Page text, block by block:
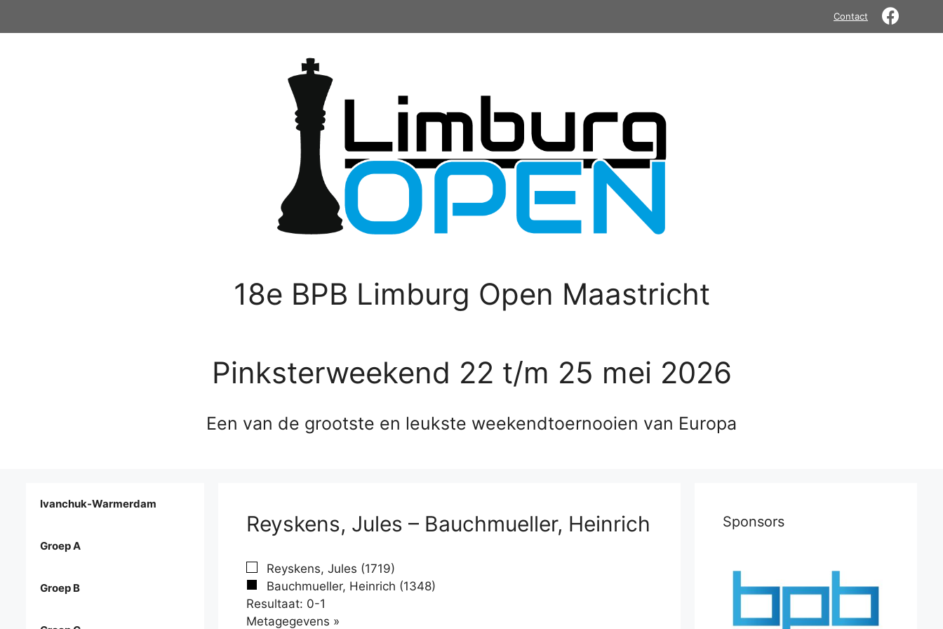
Contact
18e BPB Limburg Open Maastricht
Pinksterweekend 22 t/m 25 mei 2026
Een van de grootste en leukste weekendtoernooien van Europa
Reyskens, Jules – Bauchmueller, Heinrich
Reyskens, Jules (1719)
Bauchmueller, Heinrich (1348)
Resultaat: 0-1
Metagegevens »
Ivanchuk-Warmerdam
Groep A
Groep B
Sponsors